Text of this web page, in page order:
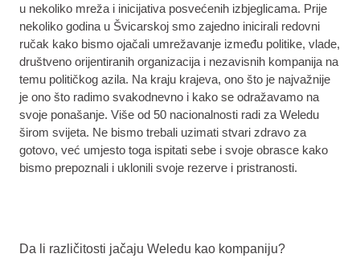
u nekoliko mreža i inicijativa posvećenih izbjeglicama. Prije
nekoliko godina u Švicarskoj smo zajedno inicirali redovni
ručak kako bismo ojačali umrežavanje između politike, vlade,
društveno orijentiranih organizacija i nezavisnih kompanija na
temu političkog azila. Na kraju krajeva, ono što je najvažnije
je ono što radimo svakodnevno i kako se odražavamo na
svoje ponašanje. Više od 50 nacionalnosti radi za Weledu
širom svijeta. Ne bismo trebali uzimati stvari zdravo za
gotovo, već umjesto toga ispitati sebe i svoje obrasce kako
bismo prepoznali i uklonili svoje rezerve i pristranosti.
Da li različitosti jačaju Weledu kao kompaniju?